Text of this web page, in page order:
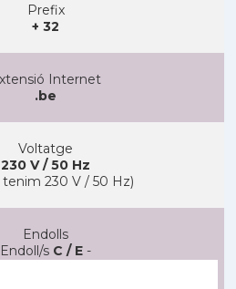
Prefix
+ 32
Internet
.be
Voltatge
230 V / 50 Hz
tenim 230 V / 50 Hz)
Endolls
Endoll/s C / E -